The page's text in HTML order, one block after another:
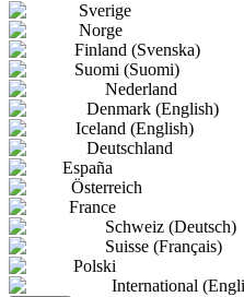
Sverige
Norge
Finland (Svenska)
Suomi (Suomi)
Nederland
Denmark (English)
Iceland (English)
Deutschland
España
Österreich
France
Schweiz (Deutsch)
Suisse (Français)
Polski
International